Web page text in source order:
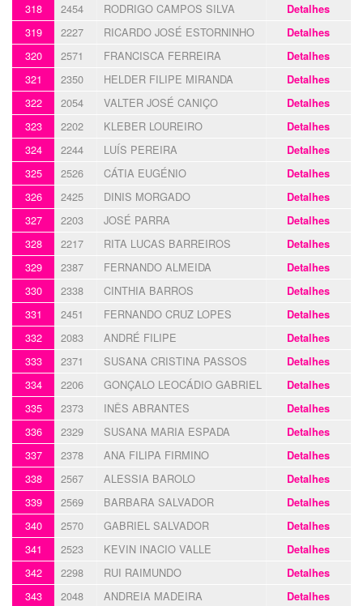
318 2454 RODRIGO CAMPOS SILVA Detalhes
319 2227 RICARDO JOSÉ ESTORNINHO Detalhes
320 2571 FRANCISCA FERREIRA Detalhes
321 2350 HELDER FILIPE MIRANDA Detalhes
322 2054 VALTER JOSÉ CANIÇO Detalhes
323 2202 KLEBER LOUREIRO Detalhes
324 2244 LUÍS PEREIRA Detalhes
325 2526 CÁTIA EUGÉNIO Detalhes
326 2425 DINIS MORGADO Detalhes
327 2203 JOSÉ PARRA Detalhes
328 2217 RITA LUCAS BARREIROS Detalhes
329 2387 FERNANDO ALMEIDA Detalhes
330 2338 CINTHIA BARROS Detalhes
331 2451 FERNANDO CRUZ LOPES Detalhes
332 2083 ANDRÉ FILIPE Detalhes
333 2371 SUSANA CRISTINA PASSOS Detalhes
334 2206 GONÇALO LEOCÁDIO GABRIEL Detalhes
335 2373 INÊS ABRANTES Detalhes
336 2329 SUSANA MARIA ESPADA Detalhes
337 2378 ANA FILIPA FIRMINO Detalhes
338 2567 ALESSIA BAROLO Detalhes
339 2569 BARBARA SALVADOR Detalhes
340 2570 GABRIEL SALVADOR Detalhes
341 2523 KEVIN INACIO VALLE Detalhes
342 2298 RUI RAIMUNDO Detalhes
343 2048 ANDREIA MADEIRA Detalhes